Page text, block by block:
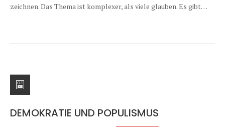
zeichnen. Das Thema ist komplexer, als viele glauben. Es gibt…
DEMOKRATIE UND POPULISMUS